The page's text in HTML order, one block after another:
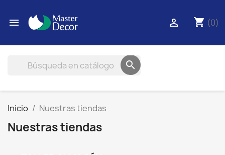
 shopping_cart (0)


Inicio Nuestras tiendas
Nuestras tiendas